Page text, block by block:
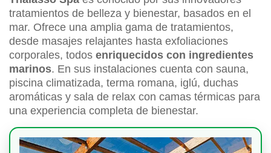
tratamientos de belleza y bienestar, basados en el
mar. Ofrece una amplia gama de tratamientos,
desde masajes relajantes hasta exfoliaciones
corporales, todos enriquecidos con ingredientes
marinos. En sus instalaciones cuenta con sauna,
piscina climatizada, terma romana, iglú, duchas
aromáticas y sala de relax con camas térmicas para
una experiencia completa de bienestar.